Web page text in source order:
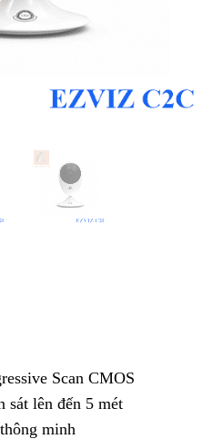
Scan CMOS
sát lên đến 5 mét
minh